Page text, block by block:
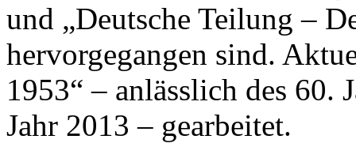
und „Deutsche Teilung –
hervorgegangen sind.
1953“ – anlässlich des 60.
Jahr 2013 – gearbeitet.